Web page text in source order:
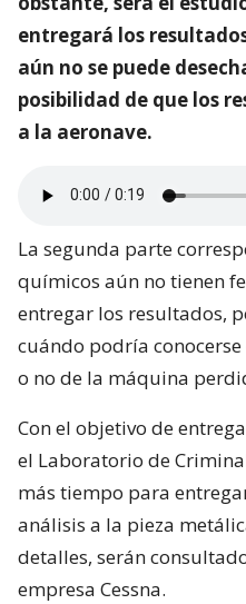
entregará los
aún no se puede
posibilidad de que los
a la aeronave.
La segunda parte
químicos aún no tienen
entregar los resultados,
cuándo podría
o no de la máquina
Con el objetivo de
el Laboratorio de
más tiempo para
análisis a la pieza
detalles, serán
empresa Cessna.